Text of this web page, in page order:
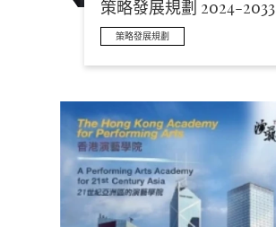
策略發展規劃 2024-2033
策略發展規劃